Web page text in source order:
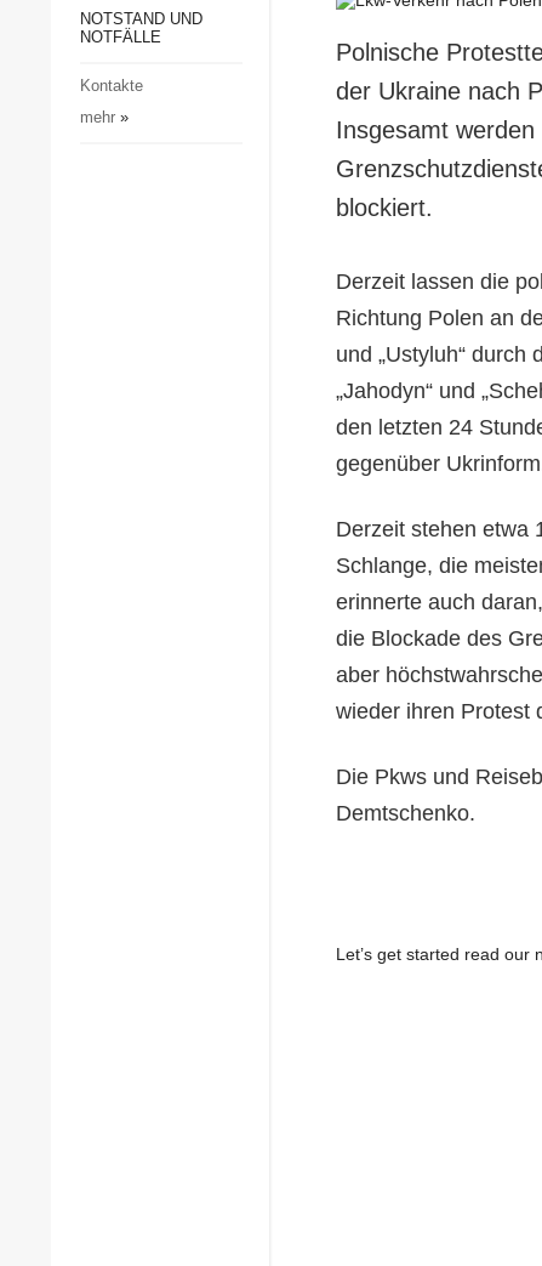
Gesellschaft und Kultur
Notstand und Notfälle
NOTSTAND UND
NOTFÄLLE
Kontakte
mehr»
Polnische
der Ukraine nach
Insgesamt
blockiert.
Derzeit lassen die
Richtung Polen an
und „Ustyluh“ durch
„Jahodyn“ und
den letzten 24
gegenüber
Derzeit stehen etwa
Schlange, die
erinnerte auch
die Blockade des
aber
wieder ihren Protest
Die Pkws und
Demtschenko.
Let’s get started read our